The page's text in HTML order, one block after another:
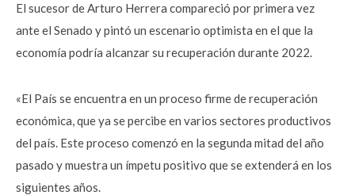
El sucesor de Arturo Herrera compareció por primera vez
ante el Senado y pintó un escenario optimista en el que la
economía podría alcanzar su recuperación durante 2022.
«El País se encuentra en un proceso firme de recuperación
económica, que ya se percibe en varios sectores productivos
del país. Este proceso comenzó en la segunda mitad del año
pasado y muestra un ímpetu positivo que se extenderá en los
siguientes años.